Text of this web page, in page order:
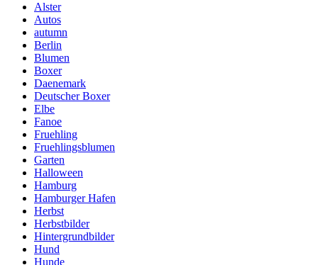
Alster
Autos
autumn
Berlin
Blumen
Boxer
Daenemark
Deutscher Boxer
Elbe
Fanoe
Fruehling
Fruehlingsblumen
Garten
Halloween
Hamburg
Hamburger Hafen
Herbst
Herbstbilder
Hintergrundbilder
Hund
Hunde